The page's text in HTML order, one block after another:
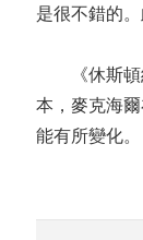
是很不錯的
《休斯頓紀
本，麥克海
能有所變化。